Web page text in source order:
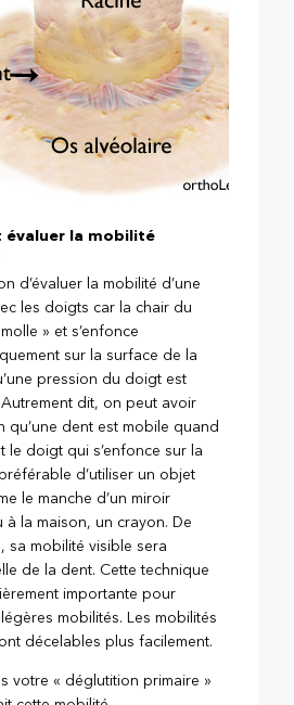
évaluer la mobilité
d’évaluer la mobilité d’une
les doigts car la chair du
» et s’enfonce
sur la surface de la
pression du doigt est
dit, on peut avoir
qu’une dent est mobile quand
le doigt qui s’enfonce sur la
d’utiliser un objet
le manche d’un miroir
à la maison, un crayon. De
sa mobilité visible sera
de la dent. Cette technique
importante pour
mobilités. Les mobilités
décelables plus facilement.
votre « déglutition primaire »